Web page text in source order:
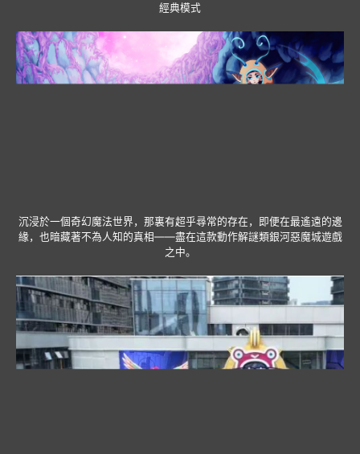
經典模式
沉浸於一個奇幻魔法世界，那裏有超乎尋常的存在，即便在最遙遠的邊
緣，也暗藏著不為人知的真相——盡在這款動作解謎類銀河惡魔城遊戲
之中。